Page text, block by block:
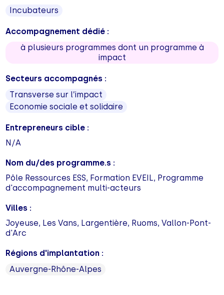
Incubateurs
Accompagnement dédié :
à plusieurs programmes dont un programme à
impact
Secteurs accompagnés :
Transverse sur l’impact
Economie sociale et solidaire
Entrepreneurs cible :
N/A
Nom du/des programme.s :
Pôle Ressources ESS, Formation EVEIL, Programme
d'accompagnement multi-acteurs
Villes :
Joyeuse, Les Vans, Largentière, Ruoms, Vallon-Pont-
d'Arc
Régions d'implantation :
Auvergne-Rhône-Alpes